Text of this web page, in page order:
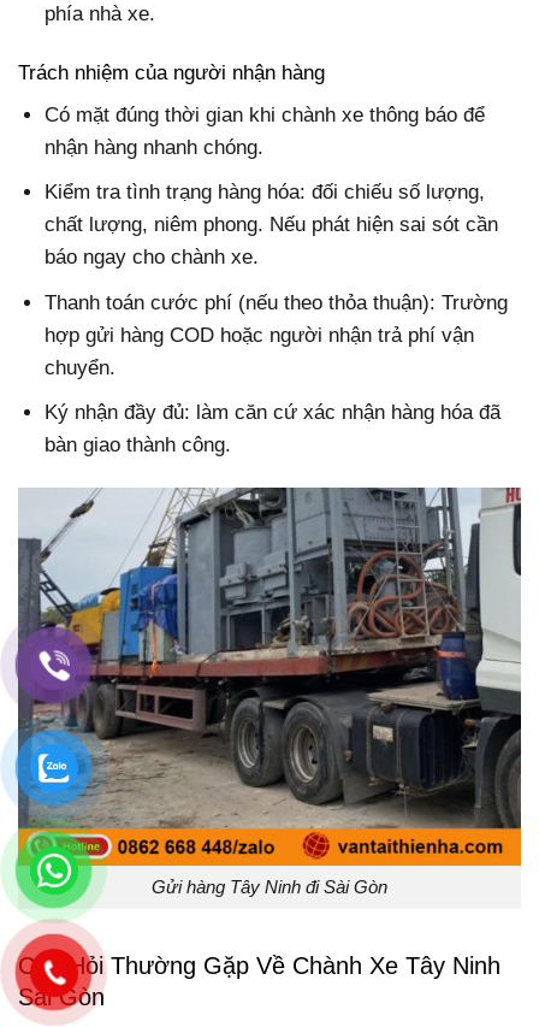
phía nhà xe.
Trách nhiệm của người nhận hàng
Có mặt đúng thời gian khi chành xe thông báo để
nhận hàng nhanh chóng.
Kiểm tra tình trạng hàng hóa: đối chiếu số lượng,
chất lượng, niêm phong. Nếu phát hiện sai sót cần
báo ngay cho chành xe.
Thanh toán cước phí (nếu theo thỏa thuận): Trường
hợp gửi hàng COD hoặc người nhận trả phí vận
chuyển.
Ký nhận đầy đủ: làm căn cứ xác nhận hàng hóa đã
bàn giao thành công.
Gửi hàng Tây Ninh đi Sài Gòn
Câu Hỏi Thường Gặp Về Chành Xe Tây Ninh
Sài Gòn